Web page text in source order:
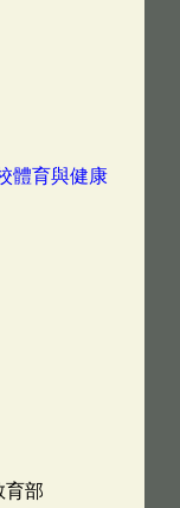
體育與健康
育部